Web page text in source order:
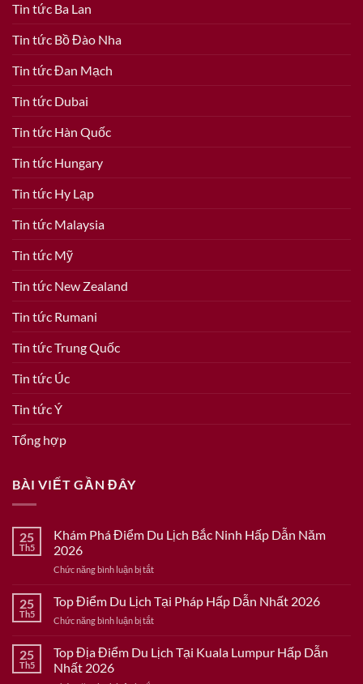
Tin tức Ba Lan
Tin tức Bồ Đào Nha
Tin tức Đan Mạch
Tin tức Dubai
Tin tức Hàn Quốc
Tin tức Hungary
Tin tức Hy Lạp
Tin tức Malaysia
Tin tức Mỹ
Tin tức New Zealand
Tin tức Rumani
Tin tức Trung Quốc
Tin tức Úc
Tin tức Ý
Tổng hợp
BÀI VIẾT GẦN ĐÂY
25
Th5
Khám Phá Điểm Du Lịch Bắc Ninh Hấp Dẫn Năm
2026
Chức năng bình luận bị tắtở
Phá
Điểm
Du
Bắc
25
Th5
Top Điểm Du Lịch Tại Pháp Hấp Dẫn Nhất 2026
Chức năng bình luận bị tắtở
Điểm
Du
25
Th5
Top Địa Điểm Du Lịch Tại Kuala Lumpur Hấp Dẫn
Nhất 2026